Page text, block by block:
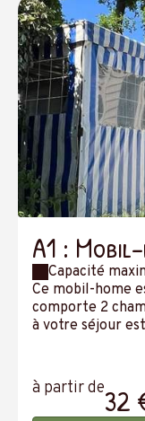
A1 :
Capacité
Ce mobil-home
comporte 2
à votre séjour
à partir de32